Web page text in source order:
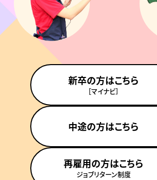
新卒の方はこちら
［マイナビ］
中途の方はこちら
再雇用の方はこちら
ジョブリターン制度